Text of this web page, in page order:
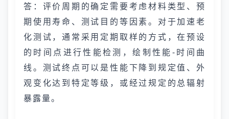
答：评价周期的确定需要考虑材料类型、预
期使用寿命、测试目的等因素。对于加速老
化测试，通常采用定期取样的方式，在预设
的时间点进行性能检测，绘制性能-时间曲
线。测试终点可以是性能下降到规定值、外
观变化达到特定等级，或经过规定的总辐射
暴露量。